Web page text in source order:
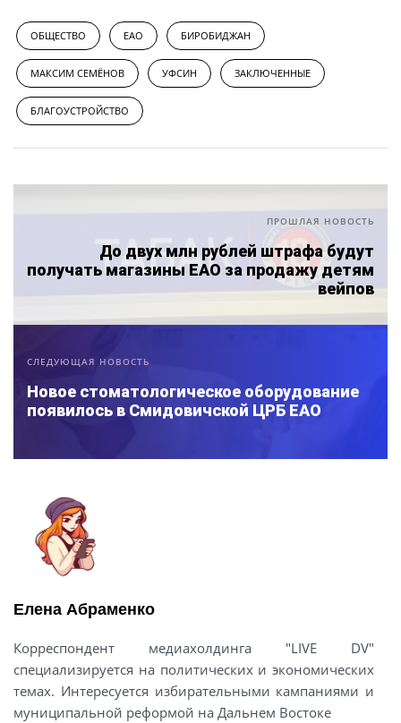
ОБЩЕСТВО ЕАО БИРОБИДЖАН
МАКСИМ СЕМЁНОВ УФСИН ЗАКЛЮЧЕННЫЕ
БЛАГОУСТРОЙСТВО
ПРОШЛАЯ НОВОСТЬ
До двух млн рублей штрафа будут
получать магазины ЕАО за продажу детям
вейпов
СЛЕДУЮЩАЯ НОВОСТЬ
Новое стоматологическое оборудование
появилось в Смидовичской ЦРБ ЕАО
Елена Абраменко
Корреспондент медиахолдинга "LIVE DV"
специализируется на политических и экономических
темах. Интересуется избирательными кампаниями и
муниципальной реформой на Дальнем Востоке